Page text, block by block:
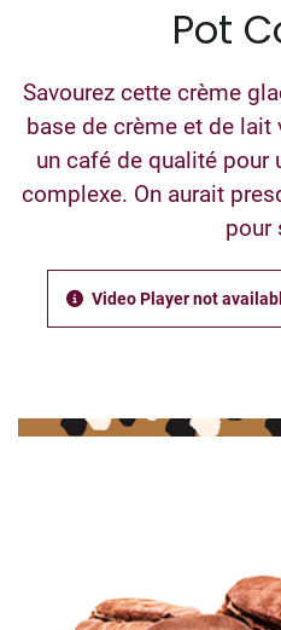
Pot
Savourez cette crème
base de crème et de
un café de qualité pour
complexe. On aurait
pour
Video Player not